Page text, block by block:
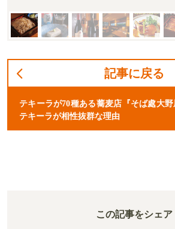
記事に戻る
テキーラが70種ある蕎麦店『そば處大
テキーラが相性抜群な理由
この記事をシェア